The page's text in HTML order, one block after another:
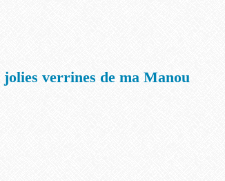
jolies verrines de ma Manou